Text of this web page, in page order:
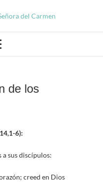
Nuestra
del
de los
6):
a sus discípulos:
creed en Dios